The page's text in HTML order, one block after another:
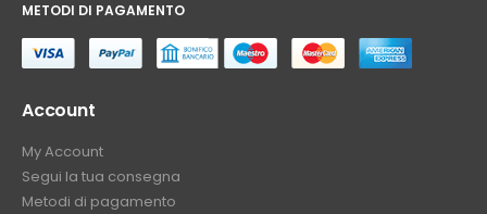
METODI DI PAGAMENTO
Account
My Account
Segui la tua consegna
Metodi di pagamento